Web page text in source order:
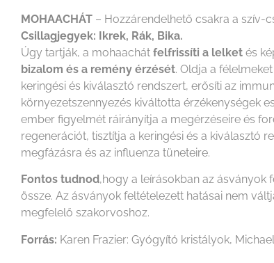
MOHAACHÁT – Hozzárendelhető csakra a szív-
Csillagjegyek: Ikrek, Rák, Bika.
Úgy tartják, a mohaachát felfrissíti a lelket és
bizalom és a remény érzését. Oldja a
keringési és kiválasztó rendszert, erősíti az
környezetszennyezés kiváltotta érzékenységek
ember figyelmét ráirányítja a megérzéseire és
regenerációt, tisztítja a keringési és a kiválasztó
megfázásra és az influenza tüneteire.
Fontos tudnod,hogy a leírásokban az
össze. Az ásványok feltételezett hatásai nem
megfelelő szakorvoshoz.
Forrás: Karen Frazier: Gyógyító kristályok,